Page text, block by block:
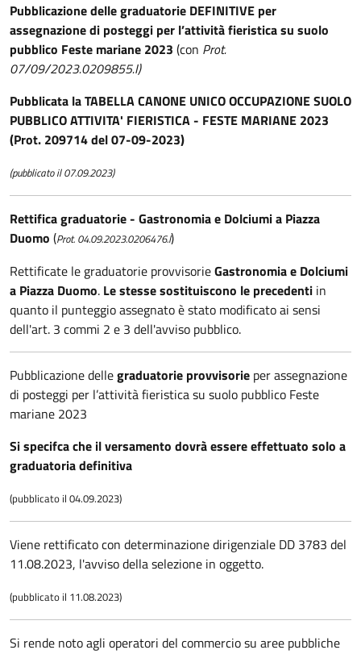
Pubblicazione delle graduatorie DEFINITIVE per
assegnazione di posteggi per l’attività fieristica su suolo
pubblico Feste mariane 2023 (con Prot.
07/09/2023.0209855.I)
Pubblicata la TABELLA CANONE UNICO OCCUPAZIONE SUOLO
PUBBLICO ATTIVITA' FIERISTICA - FESTE MARIANE 2023
(Prot. 209714 del 07-09-2023)
(pubblicato il 07.09.2023)
Rettifica graduatorie - Gastronomia e Dolciumi a Piazza
Duomo (Prot. 04.09.2023.0206476.I)
Rettificate le graduatorie provvisorieGastronomia e Dolciumi
a Piazza Duomo. Le stesse sostituiscono le precedenti in
quanto il punteggio assegnato è stato modificato ai sensi
dell'art. 3 commi 2 e 3 dell'avviso pubblico.
Pubblicazione dellegraduatorie provvisorie per assegnazione
di posteggi per l’attività fieristica su suolo pubblico Feste
mariane 2023
Si specifca che il versamento dovrà essere effettuato solo a
graduatoria definitiva
(pubblicato il 04.09.2023)
Viene rettificato con determinazione dirigenziale DD 3783 del
11.08.2023, l'avviso della selezione in oggetto.
(pubblicato il 11.08.2023)
Si rende noto agli operatori del commercio su aree pubbliche